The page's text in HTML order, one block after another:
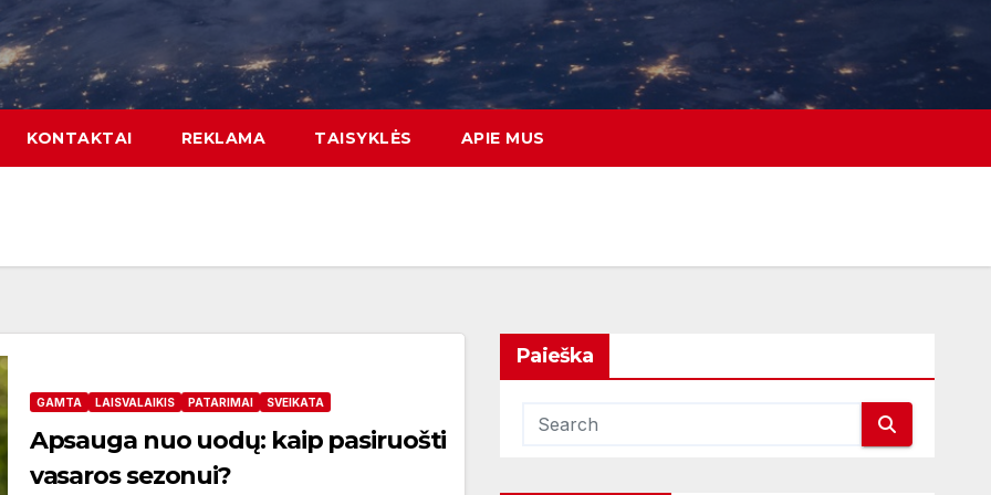
KONTAKTAI REKLAMA TAISYKLĖS APIE MUS
GAMTA LAISVALAIKIS PATARIMAI SVEIKATA
Apsauga nuo uodų: kaip pasiruošti
vasaros sezonui?
Paieška